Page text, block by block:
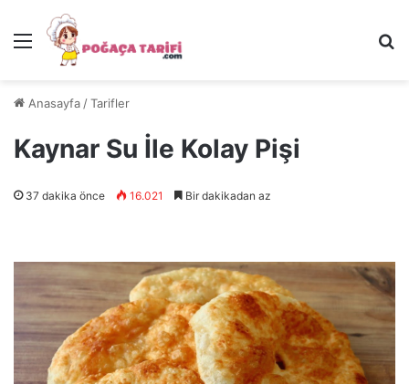
Menü
Anasayfa /Tarifler
Kaynar Su İle Kolay Pişi
37 dakika önce 16.021 Bir dakikadan az